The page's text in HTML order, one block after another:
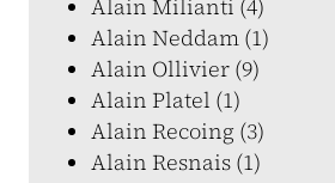
Alain Milianti (4)
Alain Neddam (1)
Alain Ollivier (9)
Alain Platel (1)
Alain Recoing (3)
Alain Resnais (1)